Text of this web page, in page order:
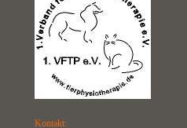
Kontakt: